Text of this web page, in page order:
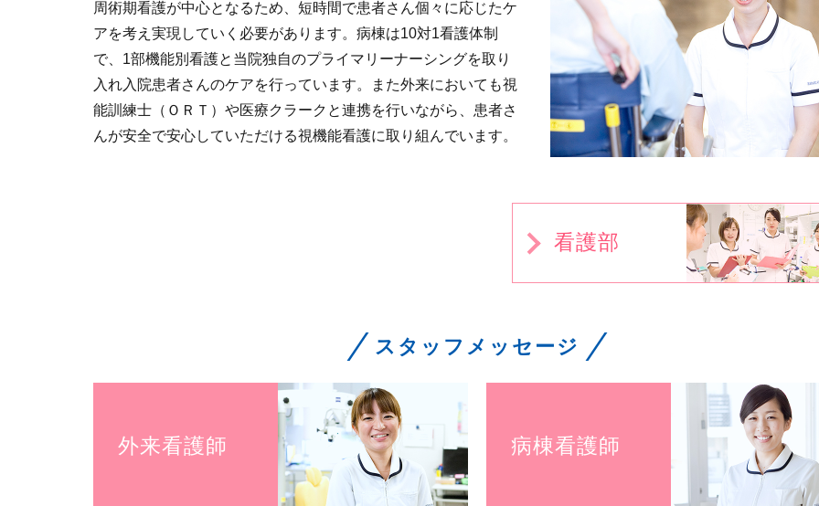
周術期看護が中心となるため、短時間で患者さん個々に応じたケ
アを考え実現していく必要があります。病棟は10対1看護体制
で、1部機能別看護と当院独自のプライマリーナーシングを取り
入れ入院患者さんのケアを行っています。また外来においても視
能訓練士（ＯＲＴ）や医療クラークと連携を行いながら、患者さ
んが安全で安心していただける視機能看護に取り組んでいます。
看護部
スタッフメッセージ
外来看護師 病棟看護師